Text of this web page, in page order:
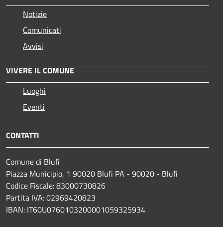
Notizie
Comunicati
Avvisi
VIVERE IL COMUNE
Luoghi
Eventi
CONTATTI
Comune di Blufi
Piazza Municipio, 1 90020 Blufi PA - 90020 - Blufi
Codice Fiscale: 83000730826
Partita IVA: 02969420823
IBAN: IT60U0760103200001059325934